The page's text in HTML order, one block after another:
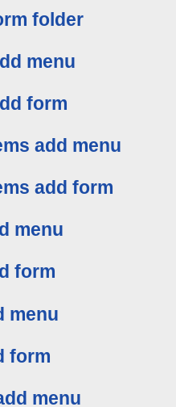
folder
menu
form
add menu
add form
menu
form
menu
form
menu